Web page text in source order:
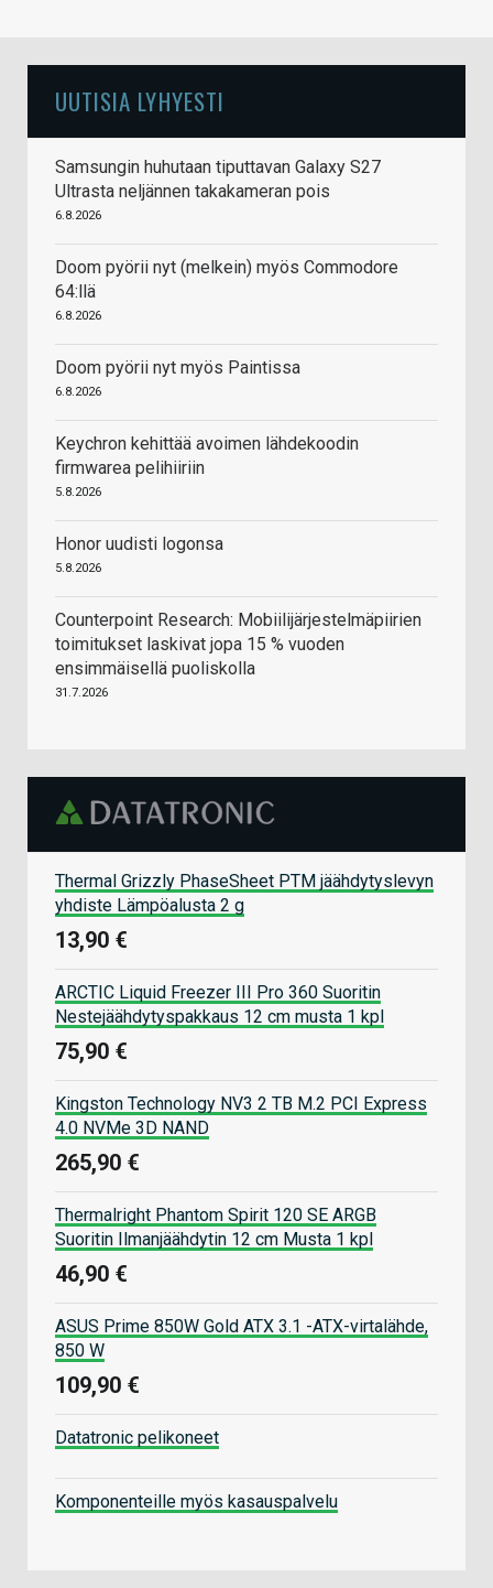
UUTISIA LYHYESTI
Samsungin huhutaan tiputtavan Galaxy S27
Ultrasta neljännen takakameran pois
6.8.2026
Doom pyörii nyt (melkein) myös Commodore
64:llä
6.8.2026
Doom pyörii nyt myös Paintissa
6.8.2026
Keychron kehittää avoimen lähdekoodin
firmwarea pelihiiriin
5.8.2026
Honor uudisti logonsa
5.8.2026
Counterpoint Research: Mobiilijärjestelmäpiirien
toimitukset laskivat jopa 15 % vuoden
ensimmäisellä puoliskolla
31.7.2026
Thermal Grizzly PhaseSheet PTM jäähdytyslevyn
yhdiste Lämpöalusta 2 g
13,90 €
ARCTIC Liquid Freezer III Pro 360 Suoritin
Nestejäähdytyspakkaus 12 cm musta 1 kpl
75,90 €
Kingston Technology NV3 2 TB M.2 PCI Express
4.0 NVMe 3D NAND
265,90 €
Thermalright Phantom Spirit 120 SE ARGB
Suoritin Ilmanjäähdytin 12 cm Musta 1 kpl
46,90 €
ASUS Prime 850W Gold ATX 3.1 -ATX-virtalähde,
850 W
109,90 €
Datatronic pelikoneet
Komponenteille myös kasauspalvelu